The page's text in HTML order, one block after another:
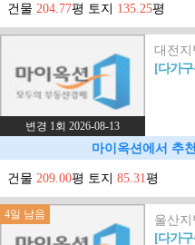
건물 204.77평 토지 135.25평
변경 1회 2026-08-13
대전지
[다가
마이옥션에서 추
건물 209.00평 토지 85.31평
4일 남음
울산지
[다가